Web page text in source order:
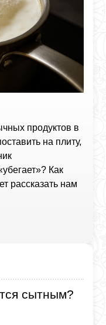
продуктов в
на плиту,
Как
рассказать нам
сытным?